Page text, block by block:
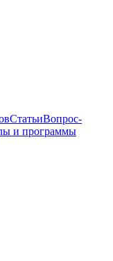
СтатьиВопрос-
и программы